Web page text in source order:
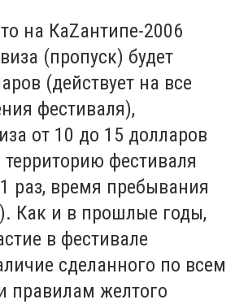
на КаZантипе-2006
(пропуск) будет
(действует на все
фестиваля),
от 10 до 15 долларов
фестиваля
раз, время пребывания
Как и в прошлые годы,
в фестивале
сделанного по всем
правилам желтого